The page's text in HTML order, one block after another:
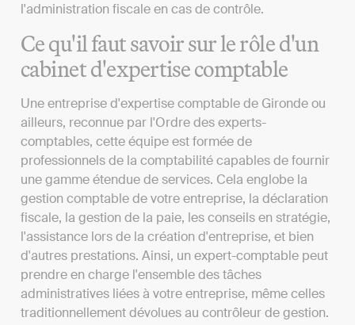
l'administration fiscale en cas de contrôle.
Ce qu'il faut savoir sur le rôle d'un
cabinet d'expertise comptable
Une entreprise d'expertise comptable de Gironde ou
ailleurs, reconnue par l'Ordre des experts-
comptables, cette équipe est formée de
professionnels de la comptabilité capables de fournir
une gamme étendue de services. Cela englobe la
gestion comptable de votre entreprise, la déclaration
fiscale, la gestion de la paie, les conseils en stratégie,
l'assistance lors de la création d'entreprise, et bien
d'autres prestations. Ainsi, un expert-comptable peut
prendre en charge l'ensemble des tâches
administratives liées à votre entreprise, même celles
traditionnellement dévolues au contrôleur de gestion.